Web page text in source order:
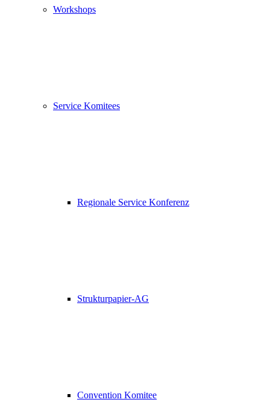
Workshops
Service Komitees
Regionale Service Konferenz
Strukturpapier-AG
Convention Komitee